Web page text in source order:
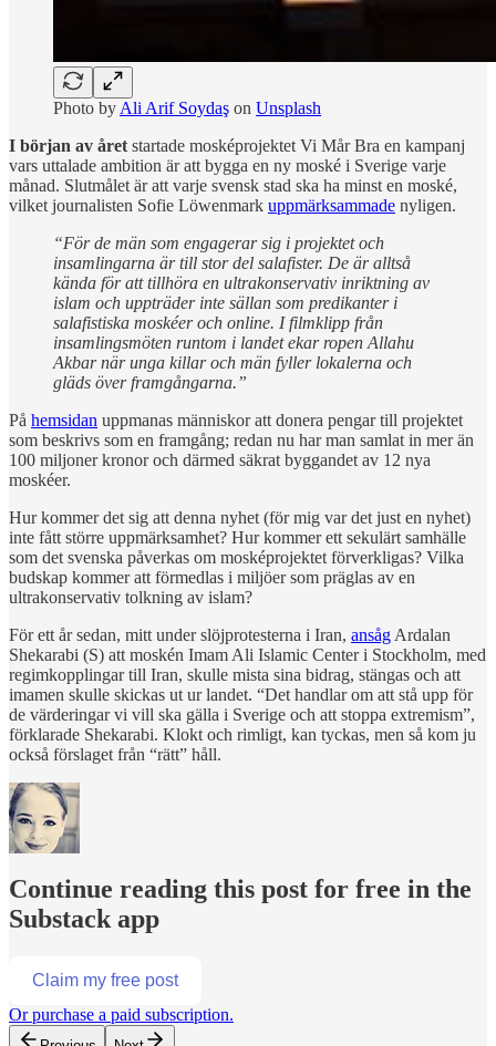
Photo by Ali Arif Soydaş on Unsplash
I början av året startade mosképrojektet Vi Mår Bra en kampanj
vars uttalade ambition är att bygga en ny moské i Sverige varje
månad. Slutmålet är att varje svensk stad ska ha minst en moské,
vilket journalisten Sofie Löwenmark uppmärksammade nyligen.
“För de män som engagerar sig i projektet och
insamlingarna är till stor del salafister. De är alltså
kända för att tillhöra en ultrakonservativ inriktning av
islam och uppträder inte sällan som predikanter i
salafistiska moskéer och online. I filmklipp från
insamlingsmöten runtom i landet ekar ropen Allahu
Akbar när unga killar och män fyller lokalerna och
gläds över framgångarna.”
På hemsidan uppmanas människor att donera pengar till projektet
som beskrivs som en framgång; redan nu har man samlat in mer än
100 miljoner kronor och därmed säkrat byggandet av 12 nya
moskéer.
Hur kommer det sig att denna nyhet (för mig var det just en nyhet)
inte fått större uppmärksamhet? Hur kommer ett sekulärt samhälle
som det svenska påverkas om mosképrojektet förverkligas? Vilka
budskap kommer att förmedlas i miljöer som präglas av en
ultrakonservativ tolkning av islam?
För ett år sedan, mitt under slöjprotesterna i Iran, ansåg Ardalan
Shekarabi (S) att moskén Imam Ali Islamic Center i Stockholm, med
regimkopplingar till Iran, skulle mista sina bidrag, stängas och att
imamen skulle skickas ut ur landet. “Det handlar om att stå upp för
de värderingar vi vill ska gälla i Sverige och att stoppa extremism”,
förklarade Shekarabi. Klokt och rimligt, kan tyckas, men så kom ju
också förslaget från “rätt” håll.
Continue reading this post for free in the
Substack app
Claim my free post
Or purchase a paid subscription.